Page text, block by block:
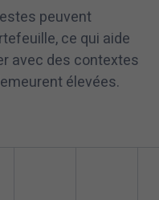
peuvent
ce qui aide
avec des contextes
élevées.